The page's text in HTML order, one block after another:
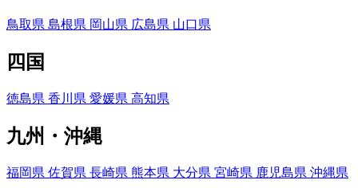
鳥取県 島根県 岡山県 広島県 山口県
四国
徳島県 香川県 愛媛県 高知県
九州・沖縄
福岡県 佐賀県 長崎県 熊本県 大分県 宮崎県 鹿児島県 沖縄県